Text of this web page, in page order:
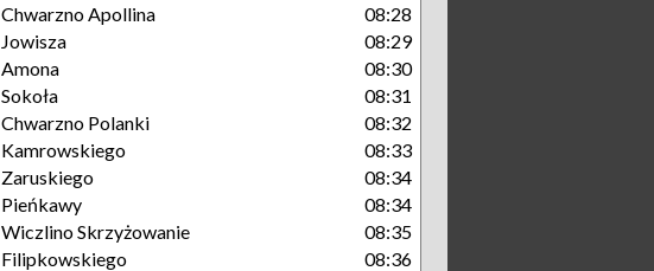
Chwarzno Apollina
08:28
Jowisza
08:29
Amona
08:30
Sokoła
08:31
Chwarzno Polanki
08:32
Kamrowskiego
08:33
Zaruskiego
08:34
Pieńkawy
08:34
Wiczlino Skrzyżowanie
08:35
Filipkowskiego
08:36